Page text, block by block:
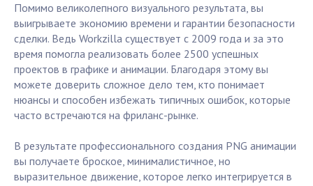
Помимо великолепного визуального результата, вы
выигрываете экономию времени и гарантии безопасности
сделки. Ведь Workzilla существует с 2009 года и за это
время помогла реализовать более 2500 успешных
проектов в графике и анимации. Благодаря этому вы
можете доверить сложное дело тем, кто понимает
нюансы и способен избежать типичных ошибок, которые
часто встречаются на фриланс-рынке.
В результате профессионального создания PNG анимации
вы получаете броское, минималистичное, но
выразительное движение, которое легко интегрируется в